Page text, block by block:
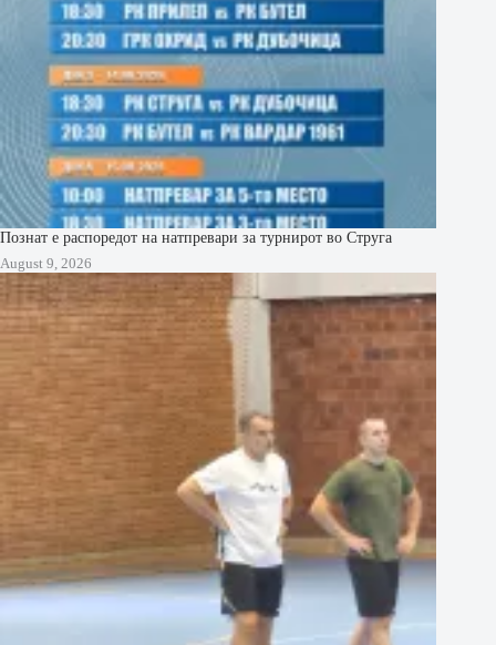
Познат е распоредот на натпревари за турнирот во Струга
August 9, 2026